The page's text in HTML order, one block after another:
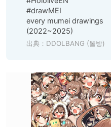
#drawMEI
every mumei drawings
(2022~2025)
出典： DDOLBANG (똘방)